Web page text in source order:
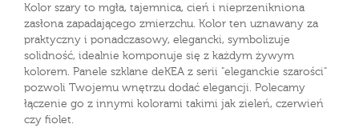
Kolor szary to mgła, tajemnica, cień i nieprzenikniona
zasłona zapadającego zmierzchu. Kolor ten uznawany za
praktyczny i ponadczasowy, elegancki, symbolizuje
solidność, idealnie komponuje się z każdym żywym
kolorem. Panele szklane deKEA z serii "eleganckie szarości"
pozwoli Twojemu wnętrzu dodać elegancji. Polecamy
łączenie go z innymi kolorami takimi jak zieleń, czerwień
czy fiolet.